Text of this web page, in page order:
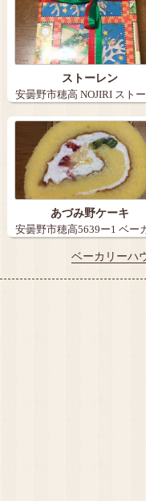
ストーレン
安曇野市穂高 NOJIRI スト
ン…
あづみ野ケーキ
安曇野市穂高5639ー1 ベー
ベーカリーハ